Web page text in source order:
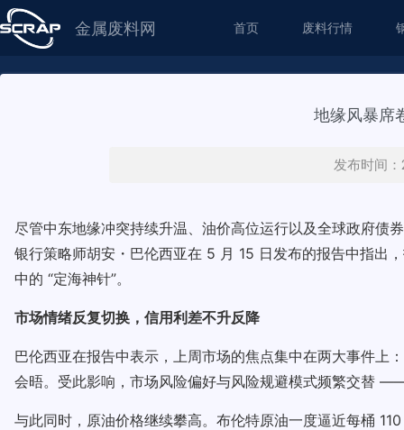
金属废料网 首页 废料行情
地缘风暴席
发布时间
尽管中东地缘冲突持续升温、油价高位运行以及全球政府债
银行策略师胡安・巴伦西亚在 5 月 15 日发布的报告中指出
中的 “定海神针”。
市场情绪反复切换，信用利差不升反降
巴伦西亚在报告中表示，上周市场的焦点集中在两大事件上
会晤。受此影响，市场风险偏好与风险规避模式频繁交替
与此同时，原油价格继续攀高。布伦特原油一度逼近每桶